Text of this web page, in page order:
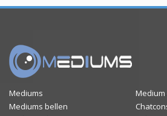
Mediums
Mediums bellen